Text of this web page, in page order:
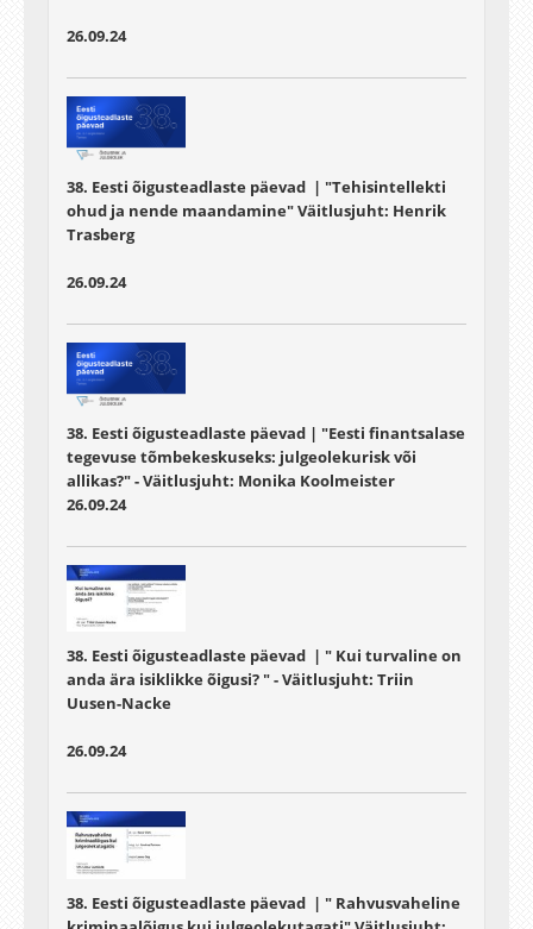
26.09.24
38. Eesti õigusteadlaste päevad | "Tehisintellekti
ohud ja nende maandamine" Väitlusjuht: Henrik
Trasberg
26.09.24
38. Eesti õigusteadlaste päevad | "Eesti finantsalase
tegevuse tõmbekeskuseks: julgeolekurisk või
allikas?" - Väitlusjuht: Monika Koolmeister
26.09.24
38. Eesti õigusteadlaste päevad | " Kui turvaline on
anda ära isiklikke õigusi? " - Väitlusjuht: Triin
Uusen-Nacke
26.09.24
38. Eesti õigusteadlaste päevad | " Rahvusvaheline